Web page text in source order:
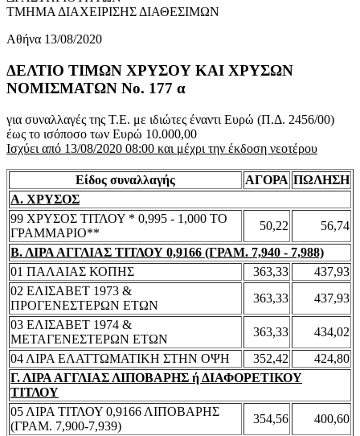
ΤΜΗΜΑ ΔΙΑΧΕΙΡΙΣΗΣ ΔΙΑΘΕΣΙΜΩΝ
Αθήνα 13/08/2020
ΔΕΛΤΙΟ ΤΙΜΩΝ ΧΡΥΣΟΥ ΚΑΙ ΧΡΥΣΩΝ
ΝΟΜΙΣΜΑΤΩΝ No. 177 α
για συναλλαγές της Τ.Ε. με ιδιώτες έναντι Ευρώ (Π.Δ. 2456/00)
έως το ισόποσο των Ευρώ 10.000,00
Ισχύει από 13/08/2020 08:00 και μέχρι την έκδοση νεοτέρου
Είδος συναλλαγής ΑΓΟΡΑ ΠΩΛΗΣΗ
Α. ΧΡΥΣΟΣ
99 ΧΡΥΣΟΣ ΤΙΤΛΟΥ * 0,995 - 1,000 ΤΟ
ΓΡΑΜΜΑΡΙΟ**
50,22
56,74
Β. ΛΙΡΑ ΑΓΓΛΙΑΣ ΤΙΤΛΟΥ 0,9166 (ΓΡΑΜ. 7,940 - 7,988)
01 ΠΑΛΑΙΑΣ ΚΟΠΗΣ
363,33
437,93
02 ΕΛΙΣΑΒΕΤ 1973 &
ΠΡΟΓΕΝΕΣΤΕΡΩΝ ΕΤΩΝ
363,33
437,93
03 ΕΛΙΣΑΒΕΤ 1974 &
ΜΕΤΑΓΕΝΕΣΤΕΡΩΝ ΕΤΩΝ
363,33
434,02
04 ΛΙΡΑ ΕΛΑΤΤΩΜΑΤΙΚΗ ΣΤΗΝ ΟΨΗ
352,42
424,80
Γ. ΛΙΡΑ ΑΓΓΛΙΑΣ ΛΙΠΟΒΑΡΗΣ ή ΔΙΑΦΟΡΕΤΙΚΟΥ
ΤΙΤΛΟΥ
05 ΛΙΡΑ ΤΙΤΛΟΥ 0,9166 ΛΙΠΟΒΑΡΗΣ
(ΓΡΑΜ. 7,900-7,939)
354,56
400,60